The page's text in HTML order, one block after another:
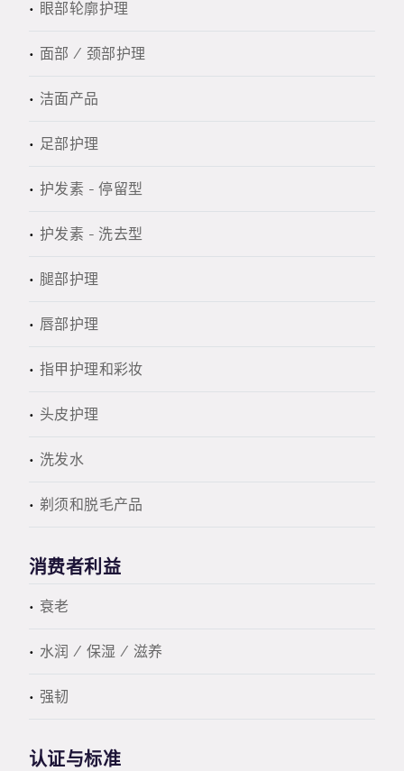
眼部轮廓护理
面部 / 颈部护理
洁面产品
足部护理
护发素 - 停留型
护发素 - 洗去型
腿部护理
唇部护理
指甲护理和彩妆
头皮护理
洗发水
剃须和脱毛产品
消费者利益
衰老
水润 / 保湿 / 滋养
强韧
认证与标准